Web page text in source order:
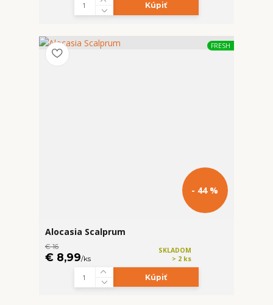
Kúpiť
FRESH
- 44 %
Alocasia Scalprum
€ 16
€ 8,99/ks
SKLADOM
> 2 ks
Kúpiť